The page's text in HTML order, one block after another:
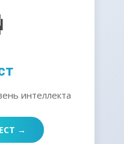
интеллекта
→